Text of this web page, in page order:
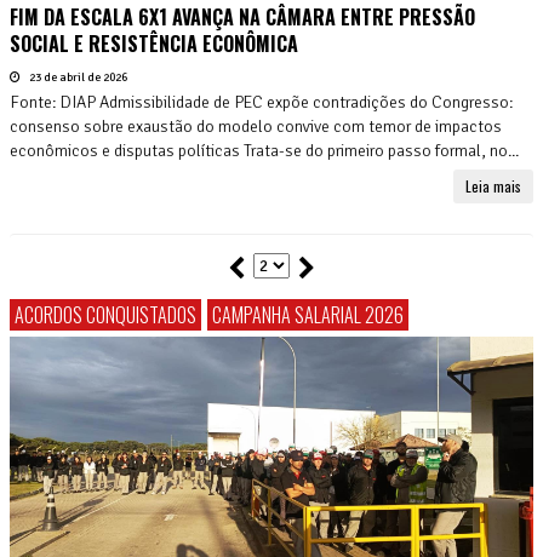
FIM DA ESCALA 6X1 AVANÇA NA CÂMARA ENTRE PRESSÃO
SOCIAL E RESISTÊNCIA ECONÔMICA
23 de abril de 2026
Fonte: DIAP Admissibilidade de PEC expõe contradições do Congresso:
consenso sobre exaustão do modelo convive com temor de impactos
econômicos e disputas políticas Trata-se do primeiro passo formal, no...
Leia mais
ACORDOS CONQUISTADOS CAMPANHA SALARIAL 2026